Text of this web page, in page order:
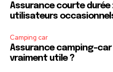
Assurance courte durée
utilisateurs
Camping car
Assurance camping-
vraiment utile ?